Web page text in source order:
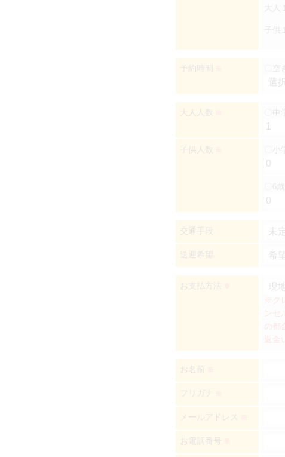
大人
子供
予約時間 〇
大人人数
〇
子供人数
〇
〇6
交通手段
送迎希望
お支払方法
※ク
ン
の
お名前
フリガナ
メールアドレス
お電話番号